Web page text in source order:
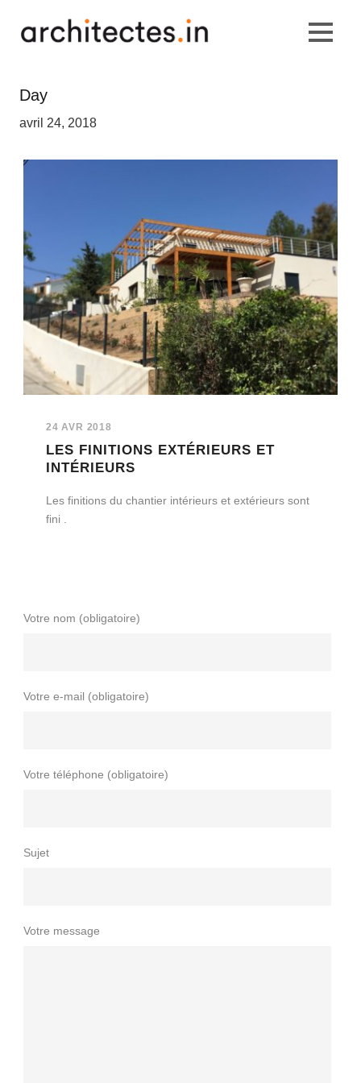
Day
avril 24, 2018
24 AVR 2018
LES FINITIONS EXTÉRIEURS ET
INTÉRIEURS
Les finitions du chantier intérieurs et extérieurs sont
fini .
Votre nom (obligatoire)
Votre e-mail (obligatoire)
Votre téléphone (obligatoire)
Sujet
Votre message